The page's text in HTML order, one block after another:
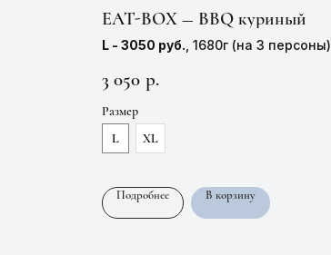
EAT-BOX — BBQ куриный
L - 3050 руб. , 1680г (на 3 персоны)
3 050 р.
Размер
L
XL
Подробнее В корзину